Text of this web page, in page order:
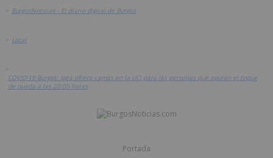
> BurgosNoticias - El diario digital de Burgos
> Local
>
COVID-19 Burgos: Igea ofrece camas en la UCI para las personas que apuran el toque
de queda a las 20:00 horas
Portada